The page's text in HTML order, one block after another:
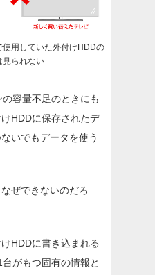
使用していた外付けHDDの
見られない
容量不足のときにも
HDDに保存されたデ
いでもデータを使う
ぜできないのだろ
HDDに書き込まれる
がもつ固有の情報と